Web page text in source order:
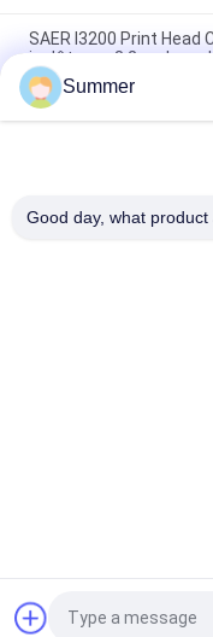
SAER I3200 Print Head
in dệt may 3,2m cho
Máy in vải kỹ thuật số
polyester
Máy in phun trực tiếp
Summer
Good day, what